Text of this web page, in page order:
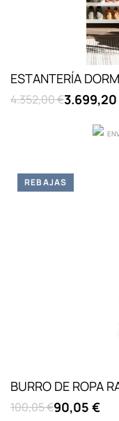
ESTANTERÍA
4.352,00 €
BURRO DE ROPA
100,05 €90,05 €
REBAJAS